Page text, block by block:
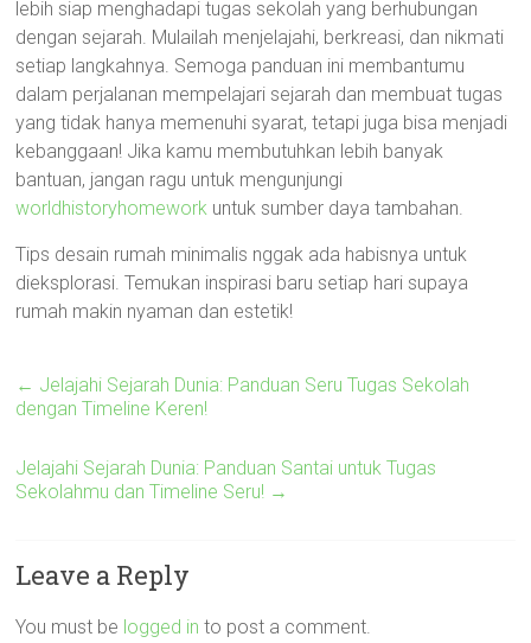
lebih siap menghadapi tugas sekolah yang berhubungan
dengan sejarah. Mulailah menjelajahi, berkreasi, dan nikmati
setiap langkahnya. Semoga panduan ini membantumu
dalam perjalanan mempelajari sejarah dan membuat tugas
yang tidak hanya memenuhi syarat, tetapi juga bisa menjadi
kebanggaan! Jika kamu membutuhkan lebih banyak
bantuan, jangan ragu untuk mengunjungi
worldhistoryhomework untuk sumber daya tambahan.
Tips desain rumah minimalis nggak ada habisnya untuk
dieksplorasi. Temukan inspirasi baru setiap hari supaya
rumah makin nyaman dan estetik!
← Jelajahi Sejarah Dunia: Panduan Seru Tugas Sekolah
dengan Timeline Keren!
Jelajahi Sejarah Dunia: Panduan Santai untuk Tugas
Sekolahmu dan Timeline Seru! →
Leave a Reply
You must be logged in to post a comment.